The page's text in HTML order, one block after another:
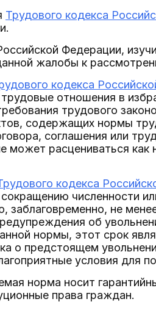
Трудового кодекса
Федерации,
жалобы к
кодекса
отношения в
трудового
содержащих нормы
соглашения или
может расцениваться
кодекса
численности
заблаговременно, не
об
нормы, этот срок
о предстоящем
условия для
норма носит
права граждан.